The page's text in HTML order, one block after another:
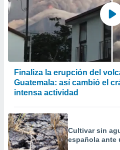
Finaliza la erupción del
Guatemala: así cambió el
intensa actividad
Cultivar sin
española ante